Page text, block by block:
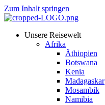
Zum Inhalt springen
Unsere Reisewelt
Afrika
Äthiopien
Botswana
Kenia
Madagaskar
Mosambik
Namibia